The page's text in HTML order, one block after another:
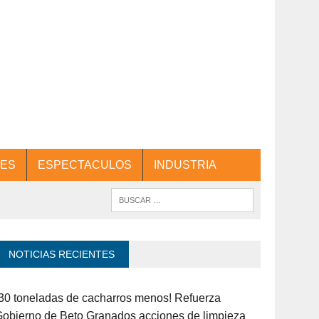
ESPECTACULOS INDUSTRIA
NOTICIAS RECIENTES
toneladas de cacharros menos! Refuerza
de Beto Granados acciones de limpieza